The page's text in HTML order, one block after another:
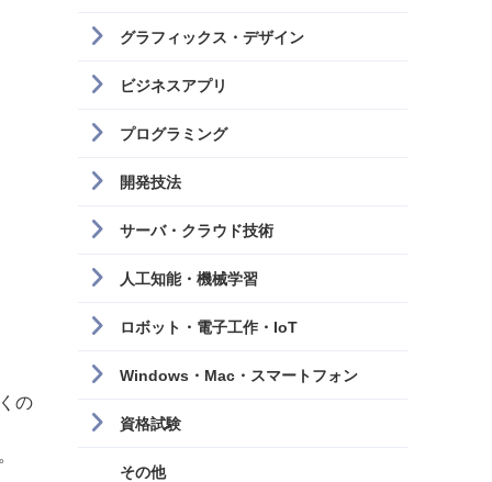
の
グラフィックス・デザイン
ビジネスアプリ
プログラミング
開発技法
サーバ・クラウド技術
人工知能・機械学習
ロボット・電子工作・IoT
Windows・Mac・スマートフォン
資格試験
その他